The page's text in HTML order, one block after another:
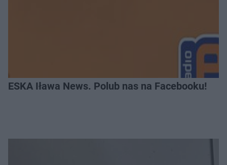
ESKA Iława News. Polub nas na Facebooku!